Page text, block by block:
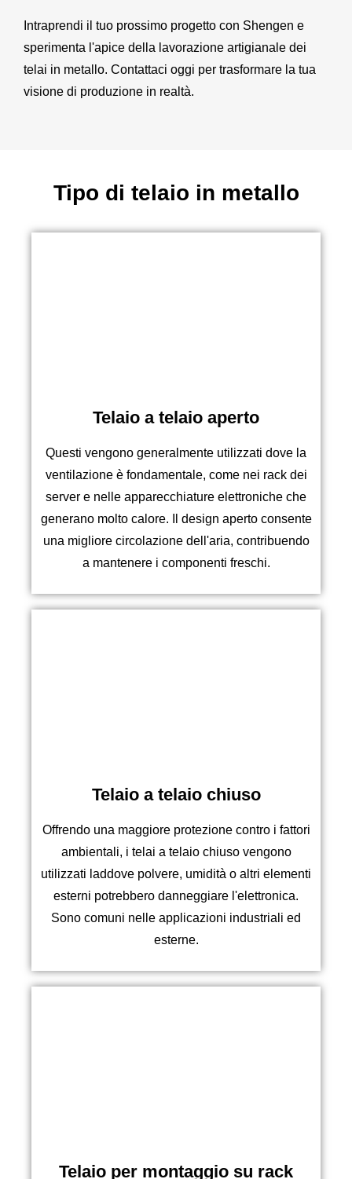
Intraprendi il tuo prossimo progetto con Shengen e
sperimenta l'apice della lavorazione artigianale dei
telai in metallo. Contattaci oggi per trasformare la tua
visione di produzione in realtà.
Tipo di telaio in metallo
Telaio a telaio aperto
Questi vengono generalmente utilizzati dove la
ventilazione è fondamentale, come nei rack dei
server e nelle apparecchiature elettroniche che
generano molto calore. Il design aperto consente
una migliore circolazione dell'aria, contribuendo
a mantenere i componenti freschi.
Telaio a telaio chiuso
Offrendo una maggiore protezione contro i fattori
ambientali, i telai a telaio chiuso vengono
utilizzati laddove polvere, umidità o altri elementi
esterni potrebbero danneggiare l'elettronica.
Sono comuni nelle applicazioni industriali ed
esterne.
Telaio per montaggio su rack